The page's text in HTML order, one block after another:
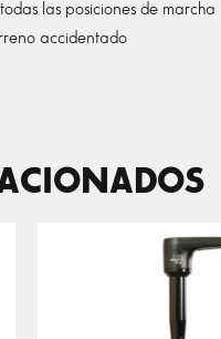
las posiciones de marcha
accidentado